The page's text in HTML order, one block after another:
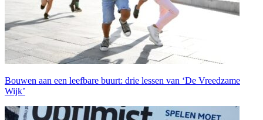
Bouwen aan een leefbare buurt: drie lessen van ‘De Vreedzame
Wijk’